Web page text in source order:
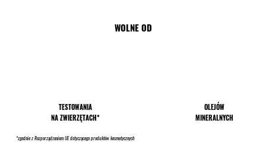
WOLNE OD
TESTOWANIA
NA ZWIERZĘTACH*
*zgodnie z Rozporządzeniem UE dotyczącego produktów kosmetycznych
OLEJÓW
MINERALNYCH